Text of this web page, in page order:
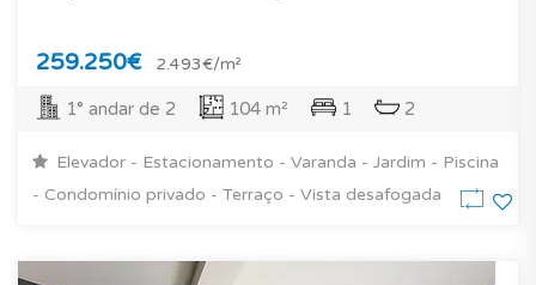
259.250€ 2.493€/m²
1° andar de 2 104 m² 1 2
Elevador - Estacionamento - Varanda - Jardim - Piscina
- Condomínio privado - Terraço - Vista desafogada